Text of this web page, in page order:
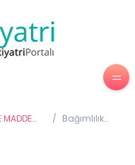
MADDE
/ Bağımlılık